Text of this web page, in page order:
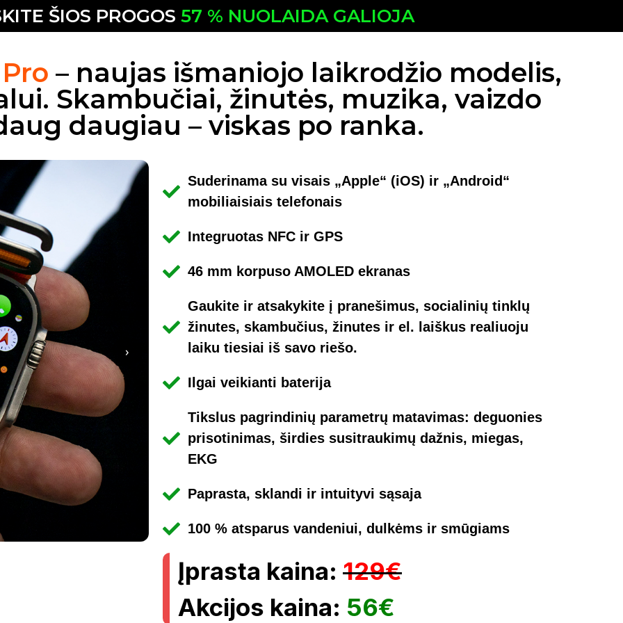
ŠIOS PROGOS 57 % NUOLAIDA GALIOJA
– naujas išmaniojo laikrodžio modelis,
Skambučiai, žinutės, muzika, vaizdo
daugiau – viskas po ranka.
›
Suderinama su visais „Apple“ (iOS) ir „Android“
mobiliaisiais telefonais
Integruotas NFC ir GPS
46 mm korpuso AMOLED ekranas
Gaukite ir atsakykite į pranešimus, socialinių tinklų
žinutes, skambučius, žinutes ir el. laiškus realiuoju
laiku tiesiai iš savo riešo.
Ilgai veikianti baterija
Tikslus pagrindinių parametrų matavimas: deguonies
prisotinimas, širdies susitraukimų dažnis, miegas,
EKG
Paprasta, sklandi ir intuityvi sąsaja
100 % atsparus vandeniui, dulkėms ir smūgiams
Įprasta kaina: 129€
Akcijos kaina: 56€